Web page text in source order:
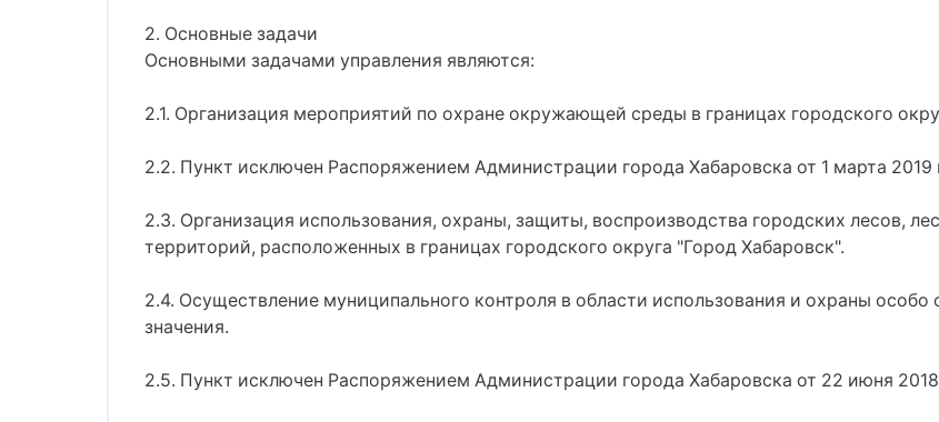
2. Основные задачи
Основными задачами управления являются:
2.1. Организация мероприятий по охране окружающей среды в границах городского
2.2. Пункт исключен Распоряжением Администрации города Хабаровска от 1 марта
2.3. Организация использования, охраны, защиты, воспроизводства городских лесов,
территорий, расположенных в границах городского округа "Город Хабаровск".
2.4. Осуществление муниципального контроля в области использования и охраны
значения.
2.5. Пункт исключен Распоряжением Администрации города Хабаровска от 22 июня